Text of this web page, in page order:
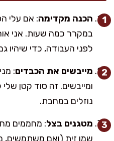
הכנה מקדימה: אם עלי
לפני העבודה, כדי שיהיו
מייבשים את הכבדים:
ומייבשים. זה סוד קטן
נוזלים במחבת.
מטגנים בצל: מחממים
שמן זית (ואם משתמשים,